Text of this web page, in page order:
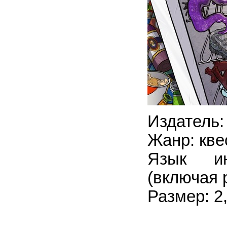
Жанр:
Язык
(включая
Размер: